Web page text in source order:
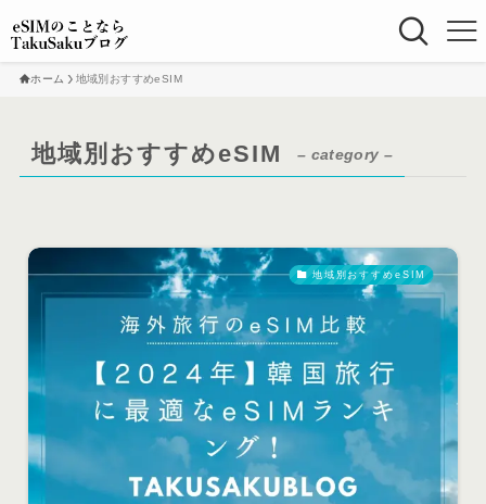
ホーム 地域別おすすめeSIM
地域別おすすめeSIM – category –
地域別おすすめeSIM